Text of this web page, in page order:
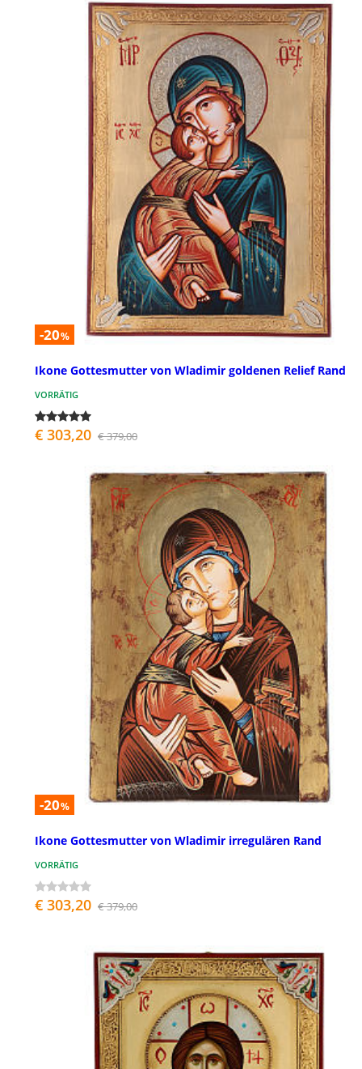
-20%
Ikone Gottesmutter von Wladimir goldenen Relief Rand
VORRÄTIG
€ 303,20 € 379,00
-20%
Ikone Gottesmutter von Wladimir irregulären Rand
VORRÄTIG
€ 303,20 € 379,00